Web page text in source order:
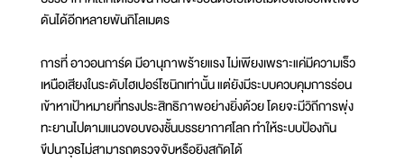
ดันได้อีกหลายพันกิโลเมตร
การที่ อาวอนการ์ด มีอานุภาพร้ายแรง ไม่เพียงเพราะแค่มีความเร็ว
เหนือเสียงในระดับไฮเปอร์โซนิกเท่านั้น แต่ยังมีระบบควบคุมการร่อน
เข้าหาเป้าหมายที่ทรงประสิทธิภาพอย่างยิ่งด้วย โดยจะมีวิถีการพุ่ง
ทะยานไปตามแนวขอบของชั้นบรรยากาศโลก ทำให้ระบบป้องกัน
ขีปนาวุธไม่สามารถตรวจจับหรือยิงสกัดได้